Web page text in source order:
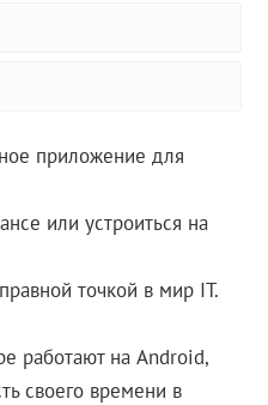
приложение для
или устроиться на
точкой в мир IT.
работают на Android,
своего времени в